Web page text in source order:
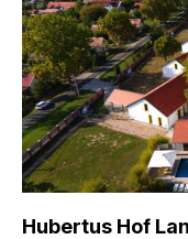
Hubertus Hof